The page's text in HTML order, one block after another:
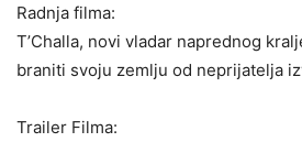
Radnja filma:
T’Challa, novi vladar naprednog
braniti svoju zemlju od neprijatelja
Trailer Filma: